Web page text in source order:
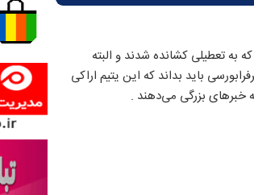
تعطیلی کشانده شدند و البته
باید بداند که این یتیم اراکی
خبرهای بزرگی می‌دهند .